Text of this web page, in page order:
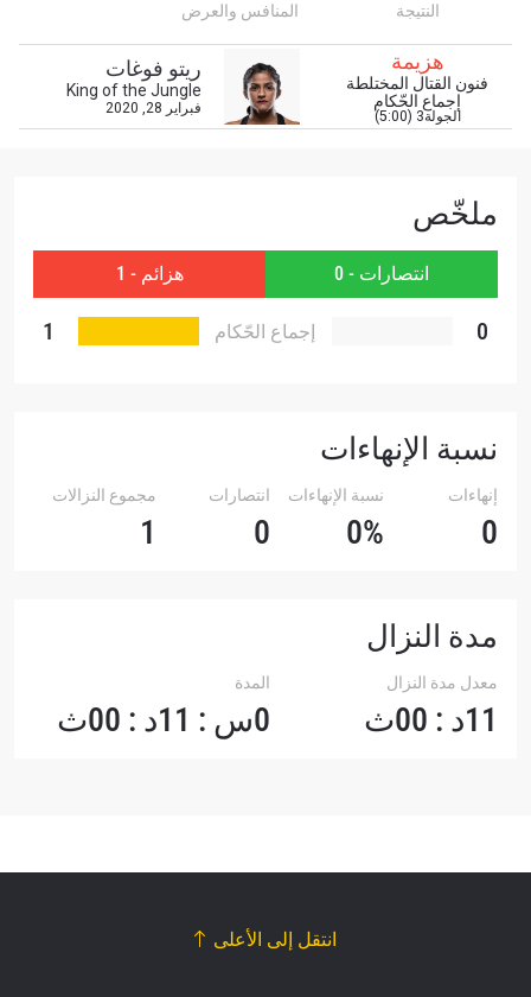
النتيجة المنافس والعرض
هزيمة
فنون القتال المختلطة
إجماع الحّكام
الجولة3 (5:00)
ريتو فوغات
King of the Jungle
فبراير 28, 2020
ملخّص
انتصارات - 0 هزائم - 1
0 إجماع الحّكام 1
نسبة الإنهاءات
إنهاءات
0
نسبة الإنهاءات
0%
انتصارات
0
مجموع النزالات
1
مدة النزال
معدل مدة النزال
11د : 00ث
المدة
0س : 11د : 00ث
انتقل إلى الأعلى
العرض
شاهد أبرز اللقطات
الإسم
بإرسال هذا النموذج، فإنك توافق على جمعنا لمعلوماتك
واستخدامها والإفصاح عنها بموجب
يمكنك إلغاء الاشتراك في هذه المنشورات في أي وقت.